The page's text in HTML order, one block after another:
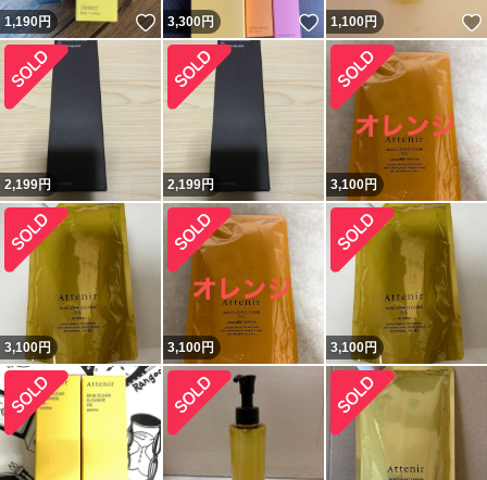
1,190円 いいね！
3,300円 いいね！
1,100円
2,199円 2,199円 3,100円
3,100円 3,100円 3,100円